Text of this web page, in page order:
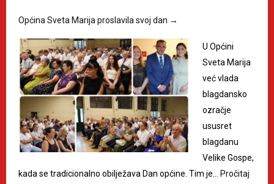
Općina Sveta Marija proslavila svoj dan →
U Općini
Sveta Marija
već vlada
blagdansko
ozračje
ususret
blagdanu
Velike Gospe,
kada se tradicionalno obilježava Dan općine. Tim je… Pročitaj